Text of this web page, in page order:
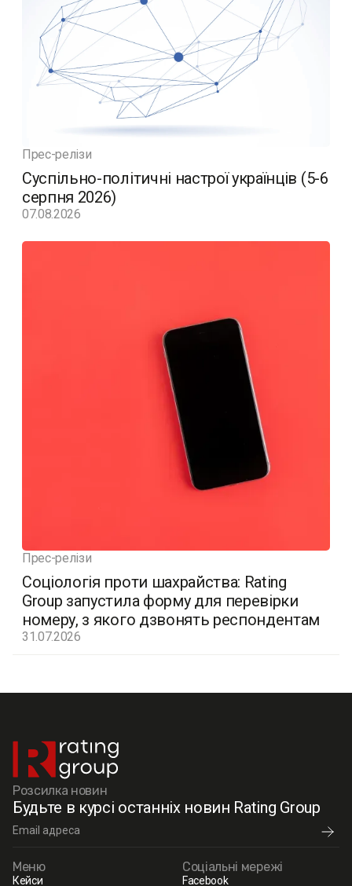
Прес-релізи
Суспільно-політичні настрої українців (5-6
серпня 2026)
07.08.2026
Прес-релізи
Соціологія проти шахрайства: Rating
Group запустила форму для перевірки
номеру, з якого дзвонять респондентам
31.07.2026
Розсилка новин
Будьте в курсі останніх новин Rating Group
Меню
Кейси
Соціальні мережі
Facebook